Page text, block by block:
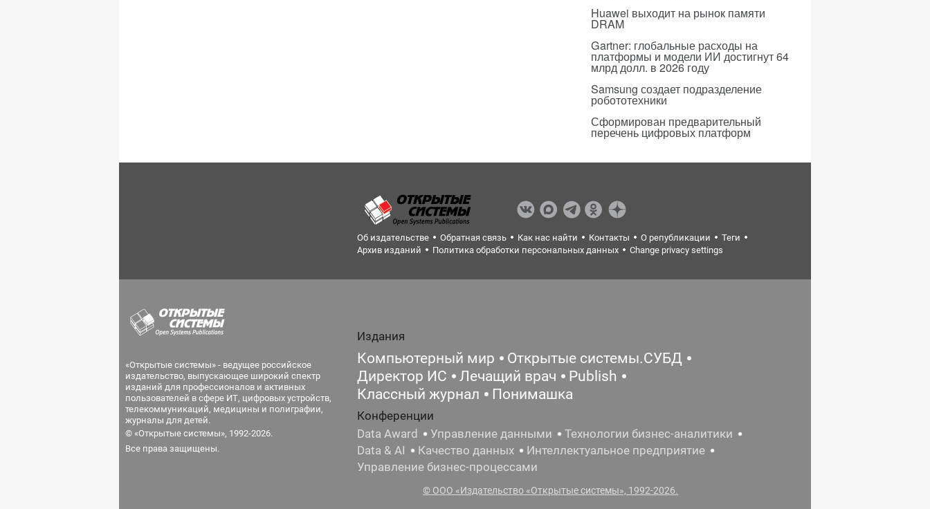
Huawei выходит на рынок памяти
DRAM
Gartner: глобальные расходы на
платформы и модели ИИ достигнут 64
млрд долл. в 2026 году
Samsung создает подразделение
робототехники
Сформирован предварительный
перечень цифровых платформ
Об издательстве Обратная связь Как нас найти Контакты О републикации
Теги
Архив изданий
Политика обработки персональных данных Change privacy settings
«Открытые системы» - ведущее российское
издательство, выпускающее широкий спектр
изданий для профессионалов и активных
пользователей в сфере ИТ, цифровых устройств,
телекоммуникаций, медицины и полиграфии,
журналы для детей.
© «Открытые системы», 1992-2026.
Все права защищены.
Издания
Компьютерный мир
Открытые системы.СУБД
Директор ИС
Лечащий врач
Publish
Классный журнал
Понимашка
Конференции
Data Award
Управление данными
Технологии бизнес-аналитики
Data & AI
Качество данных
Интеллектуальное предприятие
Управление бизнес-процессами
© ООО «Издательство «Открытые системы», 1992-2026.